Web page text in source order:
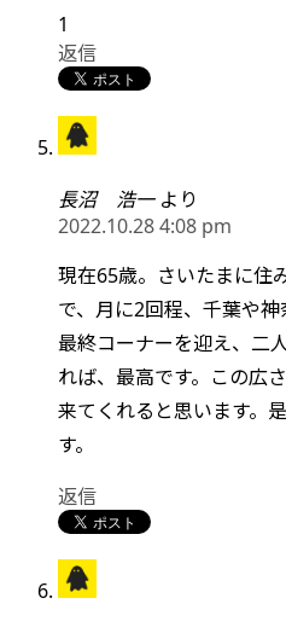
1
返信
長沼 浩一 より
2022.10.28 4:08 pm
現在65歳。さいたまに住
で、月に2回程、千葉や
最終コーナーを迎え、二
れば、最高です。この広
来てくれると思います。
す。
返信